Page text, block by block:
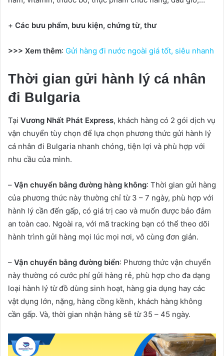
+ Các bưu phẩm, bưu kiện, chứng từ, thư
>>> Xem thêm: Gửi hàng đi nước ngoài giá tốt, siêu nhanh
Thời gian gửi hành lý cá nhân
đi Bulgaria
Tại Vương Nhất Phát Express, khách hàng có 2 gói dịch vụ
vận chuyển tùy chọn để lựa chọn phương thức gửi hành lý
cá nhân đi Bulgaria nhanh chóng, tiện lợi và phù hợp với
nhu cầu của mình.
– Vận chuyển bằng đường hàng không: Thời gian gửi hàng
của phương thức này thường chỉ từ 3 – 7 ngày, phù hợp với
hành lý cần đến gấp, có giá trị cao và muốn được bảo đảm
an toàn cao. Ngoài ra, với mã tracking bạn có thể theo dõi
hành trình gửi hàng mọi lúc mọi nơi, vô cùng đơn giản.
– Vận chuyển bằng đường biển: Phương thức vận chuyển
này thường có cước phí gửi hàng rẻ, phù hợp cho đa dạng
loại hành lý từ đồ dùng sinh hoạt, hàng gia dụng hay các
vật dụng lớn, nặng, hàng cồng kềnh, khách hàng không
cần gấp. Và, thời gian nhận hàng sẽ từ 35 – 45 ngày.